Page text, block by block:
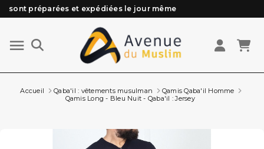
Besoin d'aide ? Retrouvez notre FAQ
Livraison offerte à partir de 89€ d'achat*
Les Commandes passées avant 15h (lun au Vend)
Accueil Qaba'il : vêtements musulman
Qamis Qaba'il Homme
Qamis Long - Bleu Nuit - Qaba'il : Jersey